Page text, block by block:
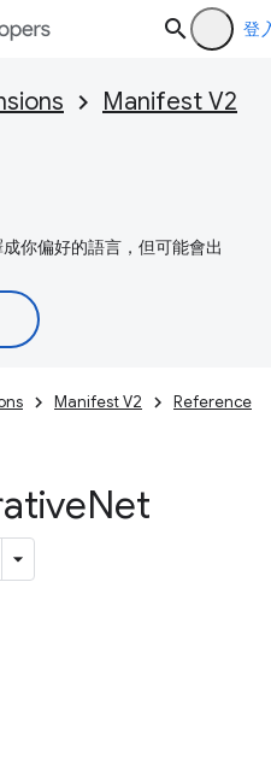
登
Manifest V2
你偏好的語言，但可能會出
Manifest V2 Reference
Net